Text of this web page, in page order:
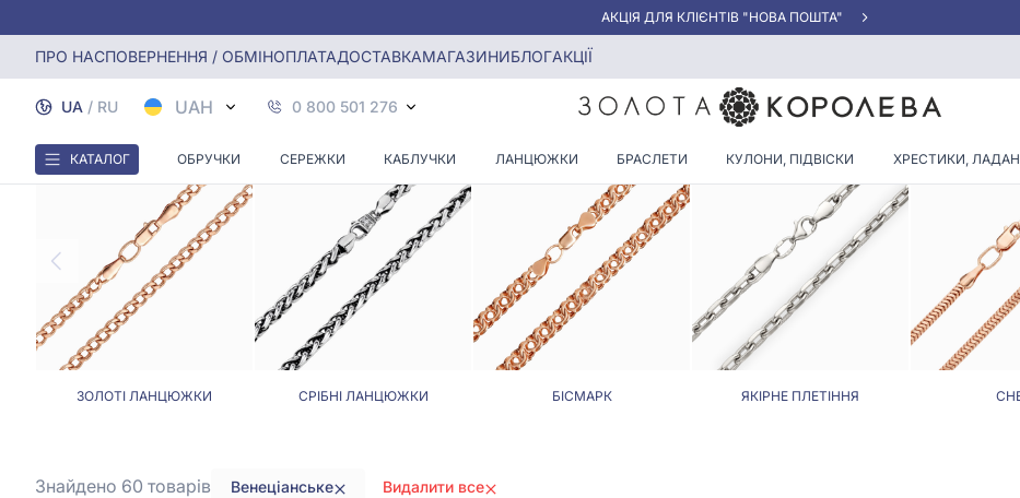
АКЦІЯ ДЛЯ КЛІЄНТІВ "НОВА ПОШТА"
ПРО НАСПОВЕРНЕННЯ / ОБМІНОПЛАТАДОСТАВКАМАГАЗИНИБЛОГАКЦІЇ
UA / RU UAH 0 800 501 276
КАТАЛОГ ОБРУЧКИ СЕРЕЖКИ КАБЛУЧКИ ЛАНЦЮЖКИ БРАСЛЕТИ КУЛОНИ, ПІДВІСКИ ХРЕСТИКИ,
Головна Ланцюжки Венеціанські ланцюжки
ВЕНЕЦІАНСЬКІ ЛАНЦЮЖКИ
ЗОЛОТІ ЛАНЦЮЖКИ СРІБНІ ЛАНЦЮЖКИ БІСМАРК ЯКІРНЕ ПЛЕТІННЯ
Знайдено 60 товарів Венеціанське Видалити все